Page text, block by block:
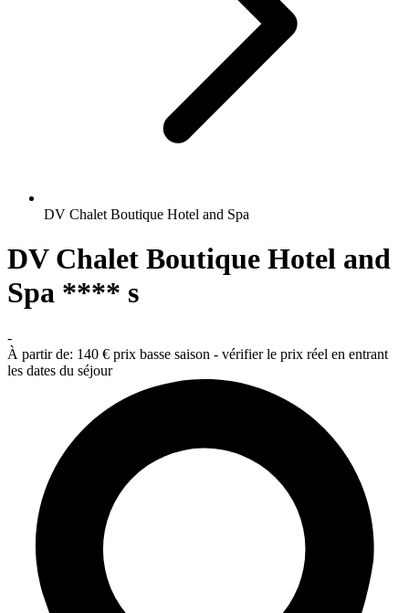
DV Chalet Boutique Hotel and Spa
DV Chalet Boutique Hotel and
Spa **** s
-
À partir de: 140 € prix basse saison - vérifier le prix réel en entrant
les dates du séjour